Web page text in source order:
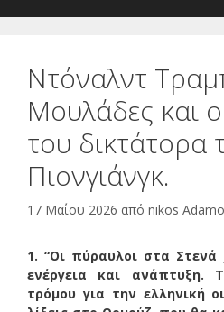
Ντόναλντ
Μουλάδες και
του δικτάτορα
Πιονγιάνγκ.
17 Μαΐου 2026 από nikos
1. “Οι πύραυ­λοι στα
ενέρ­γεια και ανάπτυξη.
τρόμου για την ελλη­νική